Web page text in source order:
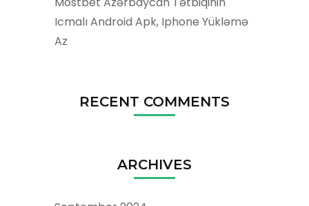
Icmalı Android Apk, Iphone Yükləmə
Az
RECENT COMMENTS
ARCHIVES